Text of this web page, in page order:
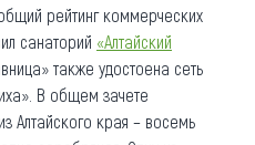
рейтинг коммерческих
санаторий «Алтайский
также удостоена сеть
В общем зачете
Алтайского края – восемь